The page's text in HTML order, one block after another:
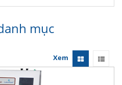
mục
Xem